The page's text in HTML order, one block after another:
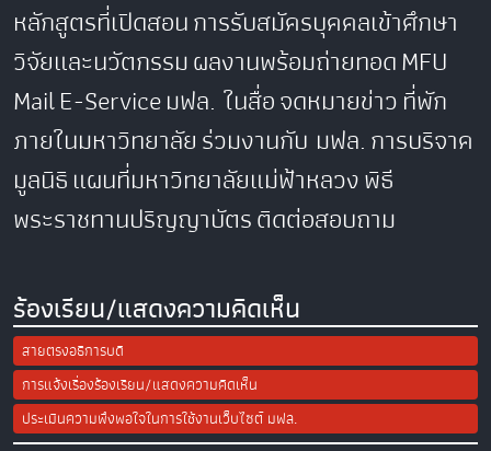
หลักสูตรที่เปิดสอนการรับสมัครบุคคลเข้าศึกษา
วิจัยและนวัตกรรมผลงานพร้อมถ่ายทอดMFU
MailE-Serviceมฟล. ในสื่อจดหมายข่าวที่พัก
ภายในมหาวิทยาลัยร่วมงานกับ มฟล.การบริจาค
มูลนิธิแผนที่มหาวิทยาลัยแม่ฟ้าหลวงพิธี
พระราชทานปริญญาบัตรติดต่อสอบถาม
ร้องเรียน/แสดงความคิดเห็น
สายตรงอธิการบดี
การแจ้งเรื่องร้องเรียน/แสดงความคิดเห็น
ประเมินความพึงพอใจในการใช้งานเว็บไซต์ มฟล.